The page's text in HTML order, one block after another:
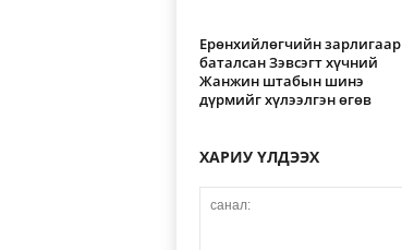
Ерөнхийлөгчийн зарлигаар
баталсан Зэвсэгт хүчний
Жанжин штабын шинэ
дүрмийг хүлээлгэн өгөв
ХАРИУ ҮЛДЭЭХ